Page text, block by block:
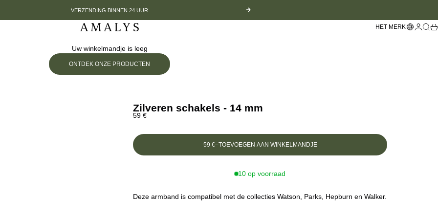
VERZENDING BINNEN 24 UUR
Volgende
Amalys
HET MERK
Uw winkelmandje is leeg
ONTDEK ONZE PRODUCTEN
Zilveren schakels - 14 mm
Prix de vente
59 €
59 €–TOEVOEGEN AAN WINKELMANDJE
10 op voorraad
Deze armband is compatibel met de collecties Watson, Parks, Hepburn en Walker.